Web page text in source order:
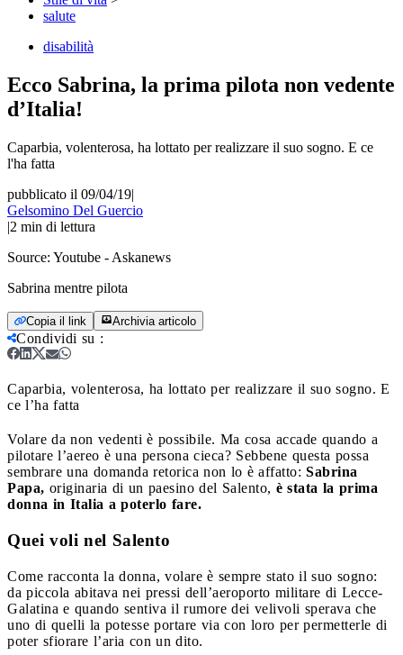
salute
disabilità
Ecco Sabrina, la prima pilota non vedente
d’Italia!
Caparbia, volenterosa, ha lottato per realizzare il suo sogno. E ce
l'ha fatta
pubblicato il 09/04/19|
Gelsomino Del Guercio
|2 min di lettura
Source: Youtube - Askanews
Sabrina mentre pilota
Copia il link Archivia articolo
Condividi su :
Caparbia, volenterosa, ha lottato per realizzare il suo sogno. E
ce l’ha fatta
Volare da non vedenti è possibile. Ma cosa accade quando a
pilotare l’aereo è una persona cieca? Sebbene questa possa
sembrare una domanda retorica non lo è affatto: Sabrina
Papa, originaria di un paesino del Salento, è stata la prima
donna in Italia a poterlo fare.
Quei voli nel Salento
Come racconta la donna, volare è sempre stato il suo sogno:
da piccola abitava nei pressi dell’aeroporto militare di Lecce-
Galatina e quando sentiva il rumore dei velivoli sperava che
uno di quelli la potesse portare via con loro per permetterle di
poter sfiorare l’aria con un dito.